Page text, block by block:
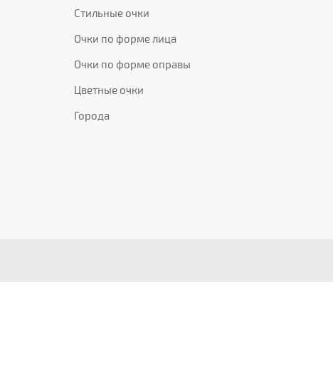
Стильные очки
Очки по форме лица
Очки по форме оправы
Цветные очки
Города